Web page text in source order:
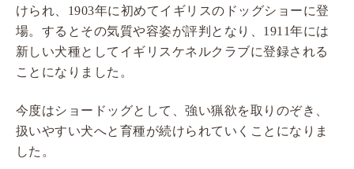
けられ、1903年に初めてイギリスのドッグショーに登
場。するとその気質や容姿が評判となり、1911年には
新しい犬種としてイギリスケネルクラブに登録される
ことになりました。
今度はショードッグとして、強い猟欲を取りのぞき、
扱いやすい犬へと育種が続けられていくことになりま
した。